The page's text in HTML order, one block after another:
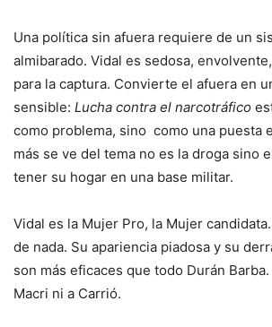
Una política sin afuera requiere de un
almibarado. Vidal es sedosa,
para la captura. Convierte el afuera en
sensible: Lucha contra el narcotráfico
como problema, sino como una puesta
más se ve del tema no es la droga sino
tener su hogar en una base militar.
Vidal es la Mujer Pro, la Mujer
de nada. Su apariencia piadosa y su
son más eficaces que todo Durán
Macri ni a Carrió.